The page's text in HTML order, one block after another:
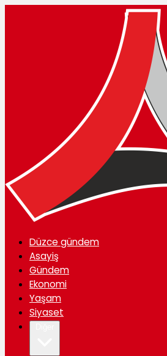
Düzce gündem
Asayiş
Gündem
Ekonomi
Yaşam
Siyaset